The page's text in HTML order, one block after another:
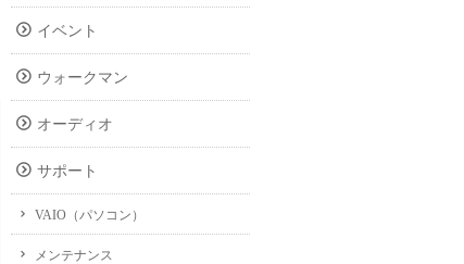
イベント
ウォークマン
オーディオ
サポート
VAIO（パソコン）
メンテナンス